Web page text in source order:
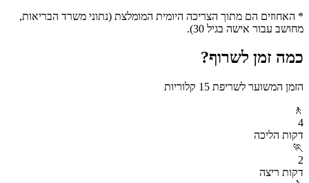
* האחוזים הם מתוך הצריכה היומית המומלצת (נתוני משרד הבריאות,
מחושב עבור אישה בגיל 30).
כמה זמן לשרוף?
הזמן המשוער לשריפת 15 קלוריות
🚶
4
דקות הליכה
🏃
2
דקות ריצה